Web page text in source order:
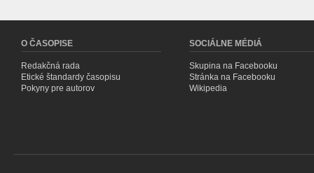
O ČASOPISE
Redakčná rada
Etické štandardy časopisu
Pokyny pre autorov
SOCIÁLNE MÉDIÁ
Skupina na Facebooku
Stránka na Facebooku
Wikipedia